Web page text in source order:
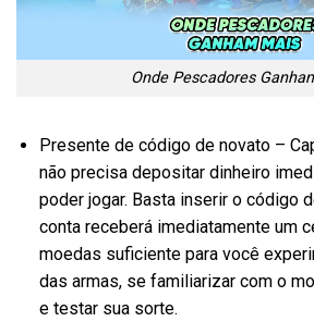
Onde Pescadores
Presente de código de novato –
não precisa depositar dinheiro
poder jogar. Basta inserir o código
conta receberá imediatamente um
moedas suficiente para você
das armas, se familiarizar com o
e testar sua sorte.